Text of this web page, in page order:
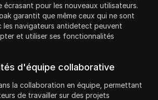
écrasant pour les nouveaux utilisateurs.
garantit que même ceux qui ne sont
les navigateurs antidetect peuvent
et utiliser ses fonctionnalités
d'équipe collaborative
la collaboration en équipe, permettant
de travailler sur des projets